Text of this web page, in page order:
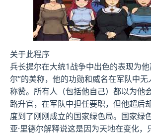
关于此程序
兵长提尔在大统1战争中出色的表现为
尔”的美称，他的功勋和威名在军队中
称赞。所有人（包括他自己）都以为他
路升官，在军队中担任要职，但他超后
度到了刚刚成立的国家绿色局。国家绿
亚·里德尔解释说这是因为天地在变化，